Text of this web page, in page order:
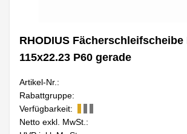
RHODIUS Fächerschleifscheibe
115x22.23 P60 gerade
Artikel-Nr.:
Rabattgruppe:
Verfügbarkeit:
Netto exkl. MwSt.: